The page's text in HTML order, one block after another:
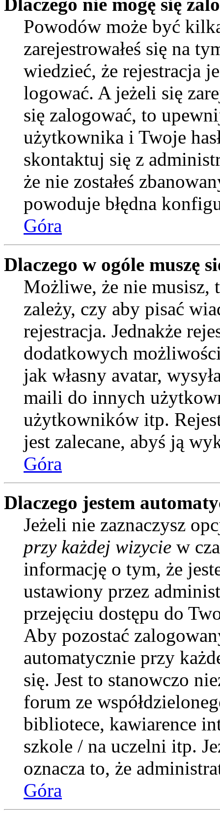
Dlaczego nie mogę się
Powodów może być
zarejestrowałeś się na
wiedzieć, że rejestracja
logować. A jeżeli się
się zalogować, to
użytkownika i Twoje
skontaktuj się z
że nie zostałeś
powoduje błędna
Góra
Dlaczego w ogóle muszę
Możliwe, że nie musisz,
zależy, czy aby pisać
rejestracja. Jednakże
dodatkowych
jak własny avatar,
maili do innych
użytkowników itp.
jest zalecane, abyś ją
Góra
Dlaczego jestem
Jeżeli nie zaznaczysz
przy każdej wizycie w
informację o tym, że
ustawiony przez
przejęciu dostępu do
Aby pozostać
automatycznie przy
się. Jest to stanowczo
forum ze
bibliotece, kawiarence
szkole / na uczelni itp.
oznacza to, że
Góra